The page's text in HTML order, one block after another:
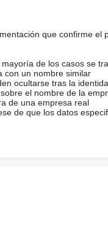
que confirme
de los casos se
con un nombre similar
ocultarse tras la
el nombre de la
de una empresa real
de que los datos